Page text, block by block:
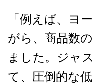
「例えば、ヨ
がら、商品数
ました。ジャ
て、圧倒的な